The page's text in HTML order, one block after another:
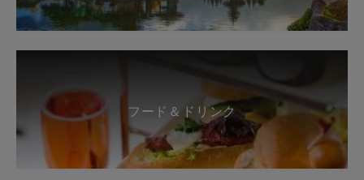
フード＆ドリンク